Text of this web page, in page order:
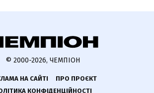
© 2000-2026, ЧЕМПІОН
НА САЙТІ
ПРО ПРОЄКТ
КОНФІДЕНЦІЙНОСТІ